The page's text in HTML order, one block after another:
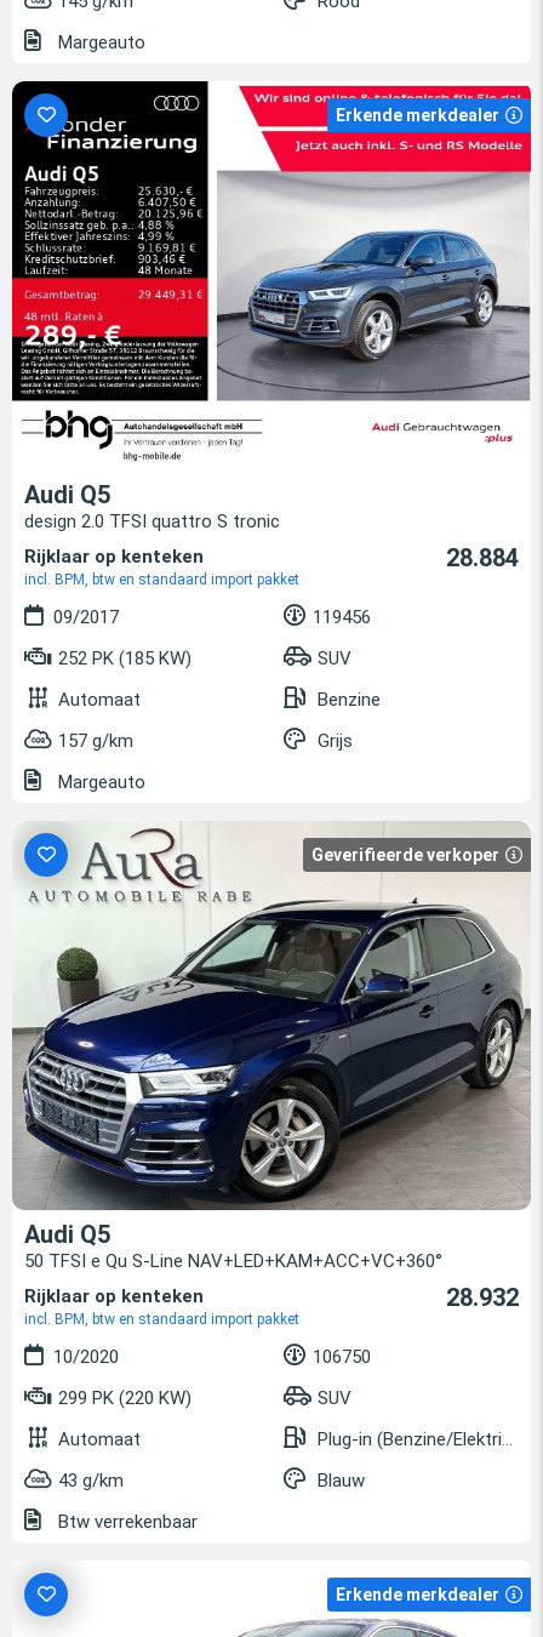
Margeauto
Erkende merkdealer
Audi Q5
design 2.0 TFSI quattro S tronic
Rijklaar op kenteken
incl. BPM, btw en standaard import pakket
28.884
09/2017
119456
252 PK (185 KW)
SUV
Automaat
Benzine
157 g/km
Grijs
Margeauto
Geverifieerde verkoper
Audi Q5
50 TFSI e Qu S-Line NAV+LED+KAM+ACC+VC+360°
Rijklaar op kenteken
incl. BPM, btw en standaard import pakket
28.932
10/2020
106750
299 PK (220 KW)
SUV
Automaat
Plug-in (Benzine/Elektrisch)
43 g/km
Blauw
Btw verrekenbaar
Erkende merkdealer